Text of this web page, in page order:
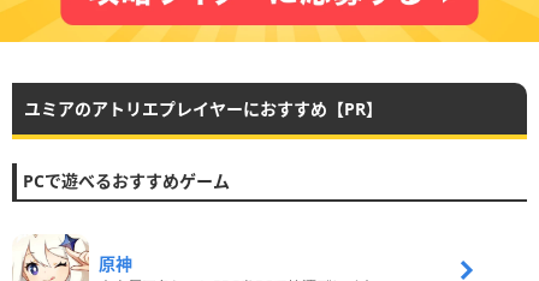
ユミアのアトリエプレイヤーにおすすめ【PR】
PCで遊べるおすすめゲーム
原神